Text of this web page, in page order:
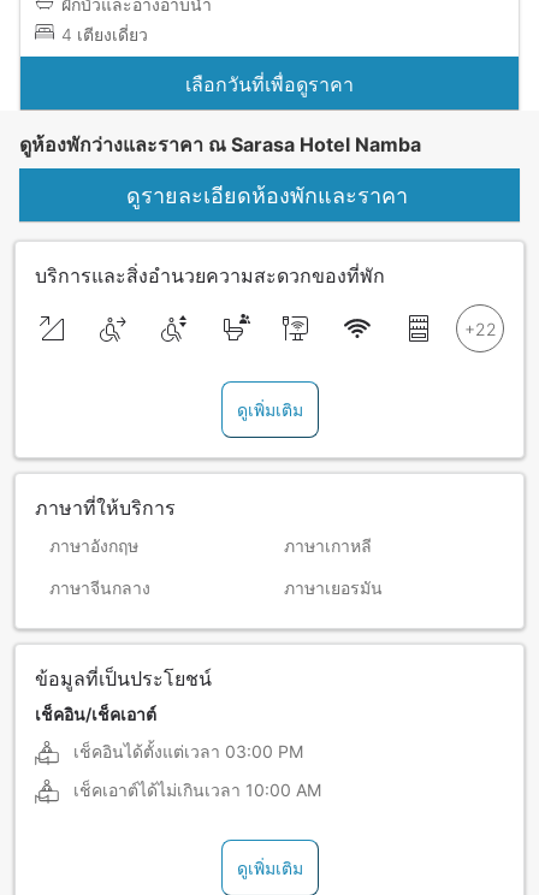
ฝักบัวและอ่างอาบน้ำ
4 เตียงเดี่ยว
เลือกวันที่เพื่อดูราคา
ดูห้องพักว่างและราคา ณ Sarasa Hotel Namba
ดูรายละเอียดห้องพักและราคา
บริการและสิ่งอำนวยความสะดวกของที่พัก
ดูเพิ่มเติม
ภาษาที่ให้บริการ
ภาษาอังกฤษ ภาษาเกาหลี
ภาษาจีนกลาง ภาษาเยอรมัน
ข้อมูลที่เป็นประโยชน์
เช็คอิน/เช็คเอาต์
เช็คอินได้ตั้งแต่เวลา 03:00 PM
เช็คเอาต์ได้ไม่เกินเวลา 10:00 AM
ดูเพิ่มเติม